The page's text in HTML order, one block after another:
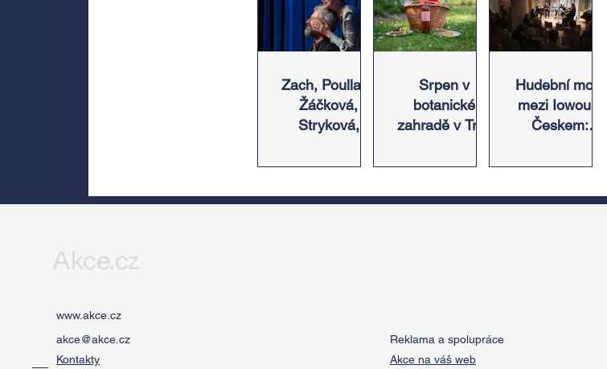
Zach, Poullain,
Žáčková,
Stryková,
Žák se v srpnu
Divadlem Bez
Srpen v
botanické
zahradě v Troji
pravěku
světa a
Hudební most
mezi Iowou a
Českem:
Antonína
jeho rodném
Akce.cz
www.akce.cz
akce@akce.cz
Kontakty
Reklama a spolupráce
Akce na váš web